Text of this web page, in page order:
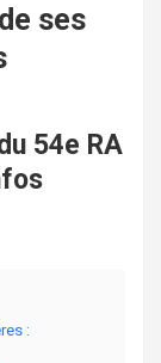
ses
54e RA
: